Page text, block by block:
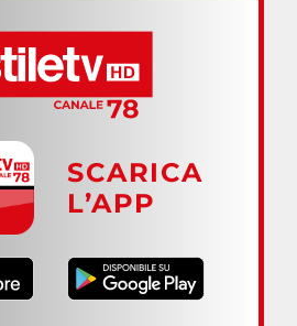
SCARICA
L’APP